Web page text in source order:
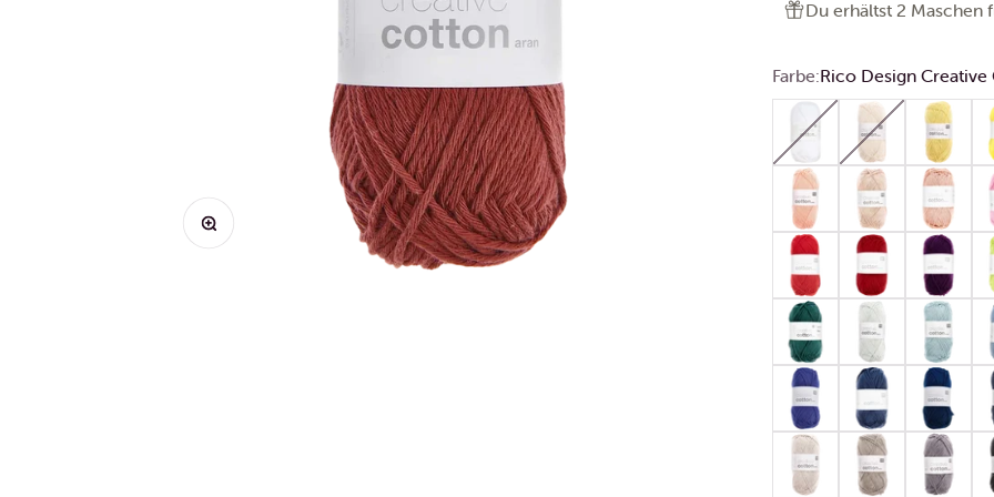
Bild vergrößern
Du erhältst 2 Maschen
Farbe:Rico Design
Rico Design Creative
Rico Design
Rico
Rico Design Creative
Rico Design
Rico
Rico Design Creative
Rico Design
Rico
Rico Design Creative
Rico Design
Rico
Rico Design Creative
Rico Design
Rico
Rico Design Creative
Rico Design
Rico